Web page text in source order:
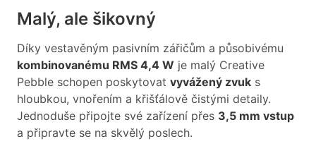
Malý, ale šikovný
Díky vestavěným pasivním zářičům a působivému
kombinovanému RMS 4,4 W je malý Creative
Pebble schopen poskytovat vyvážený zvuk s
hloubkou, vnořením a křišťálově čistými detaily.
Jednoduše připojte své zařízení přes 3,5 mm vstup
a připravte se na skvělý poslech.